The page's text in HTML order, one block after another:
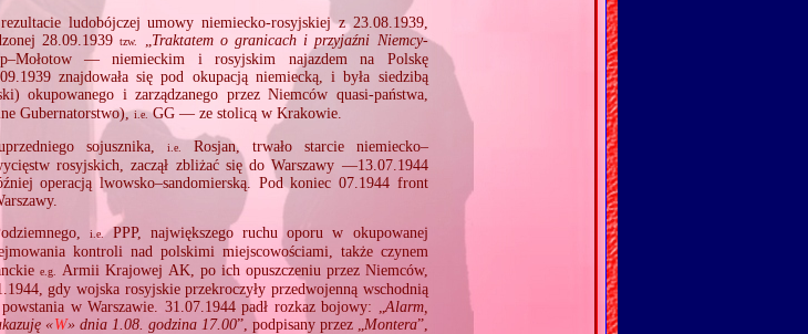
ludobójczej umowy niemiecko‐rosyjskiej z 23.08.1939,
28.09.1939tzw.
Traktatem o granicach i przyjaźni Niemcy‐
— niemieckim i rosyjskim najazdem na Polskę
znajdowała się pod okupacją niemiecką, i była siedzibą
okupowanego i zarządzanego przez Niemców quasi‐państwa,
Gubernatorstwo),i.e. GG — ze stolicą w Krakowie.
sojusznika, i.e.
Rosjan, trwało starcie niemiecko–
rosyjskich, zaczął zbliżać się do Warszawy —13.07.1944
operacją lwowsko–sandomierską. Pod koniec 07.1944 front
i.e. PPP, największego ruchu oporu w okupowanej
kontroli nad polskimi miejscowościami, także czynem
e.g.
Armii Krajowej AK, po ich opuszczeniu przez Niemców,
gdy wojska rosyjskie przekroczyły przedwojenną wschodnią
w Warszawie. 31.07.1944 padł rozkaz bojowy: „ Alarm,
«W» dnia 1.08. godzina 17.00”, podpisany przez „ Montera”,